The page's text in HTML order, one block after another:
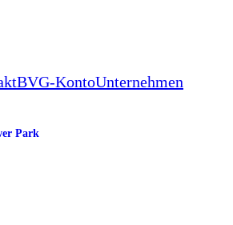
BVG-KontoUnternehmen
Park